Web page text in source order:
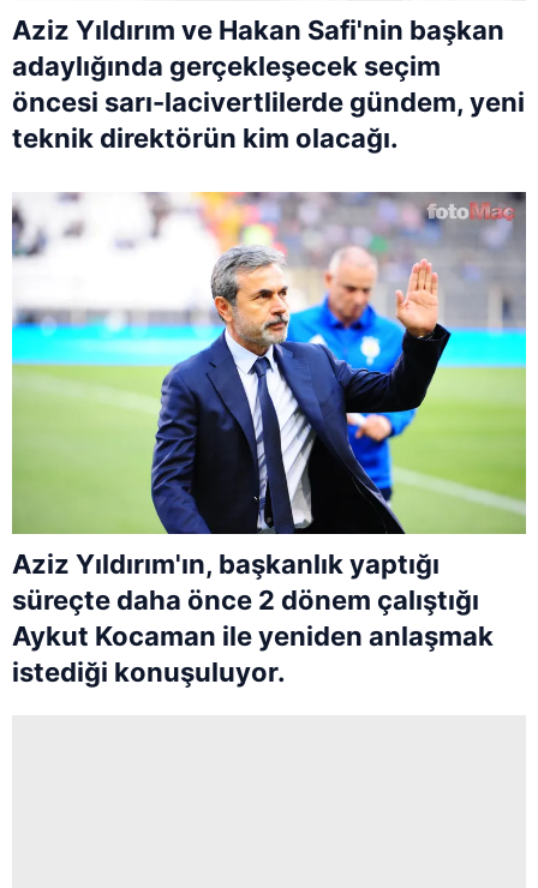
Aziz Yıldırım ve Hakan Safi'nin başkan
adaylığında gerçekleşecek seçim
öncesi sarı-lacivertlilerde gündem, yeni
teknik direktörün kim olacağı.
Aziz Yıldırım'ın, başkanlık yaptığı
süreçte daha önce 2 dönem çalıştığı
Aykut Kocaman ile yeniden anlaşmak
istediği konuşuluyor.